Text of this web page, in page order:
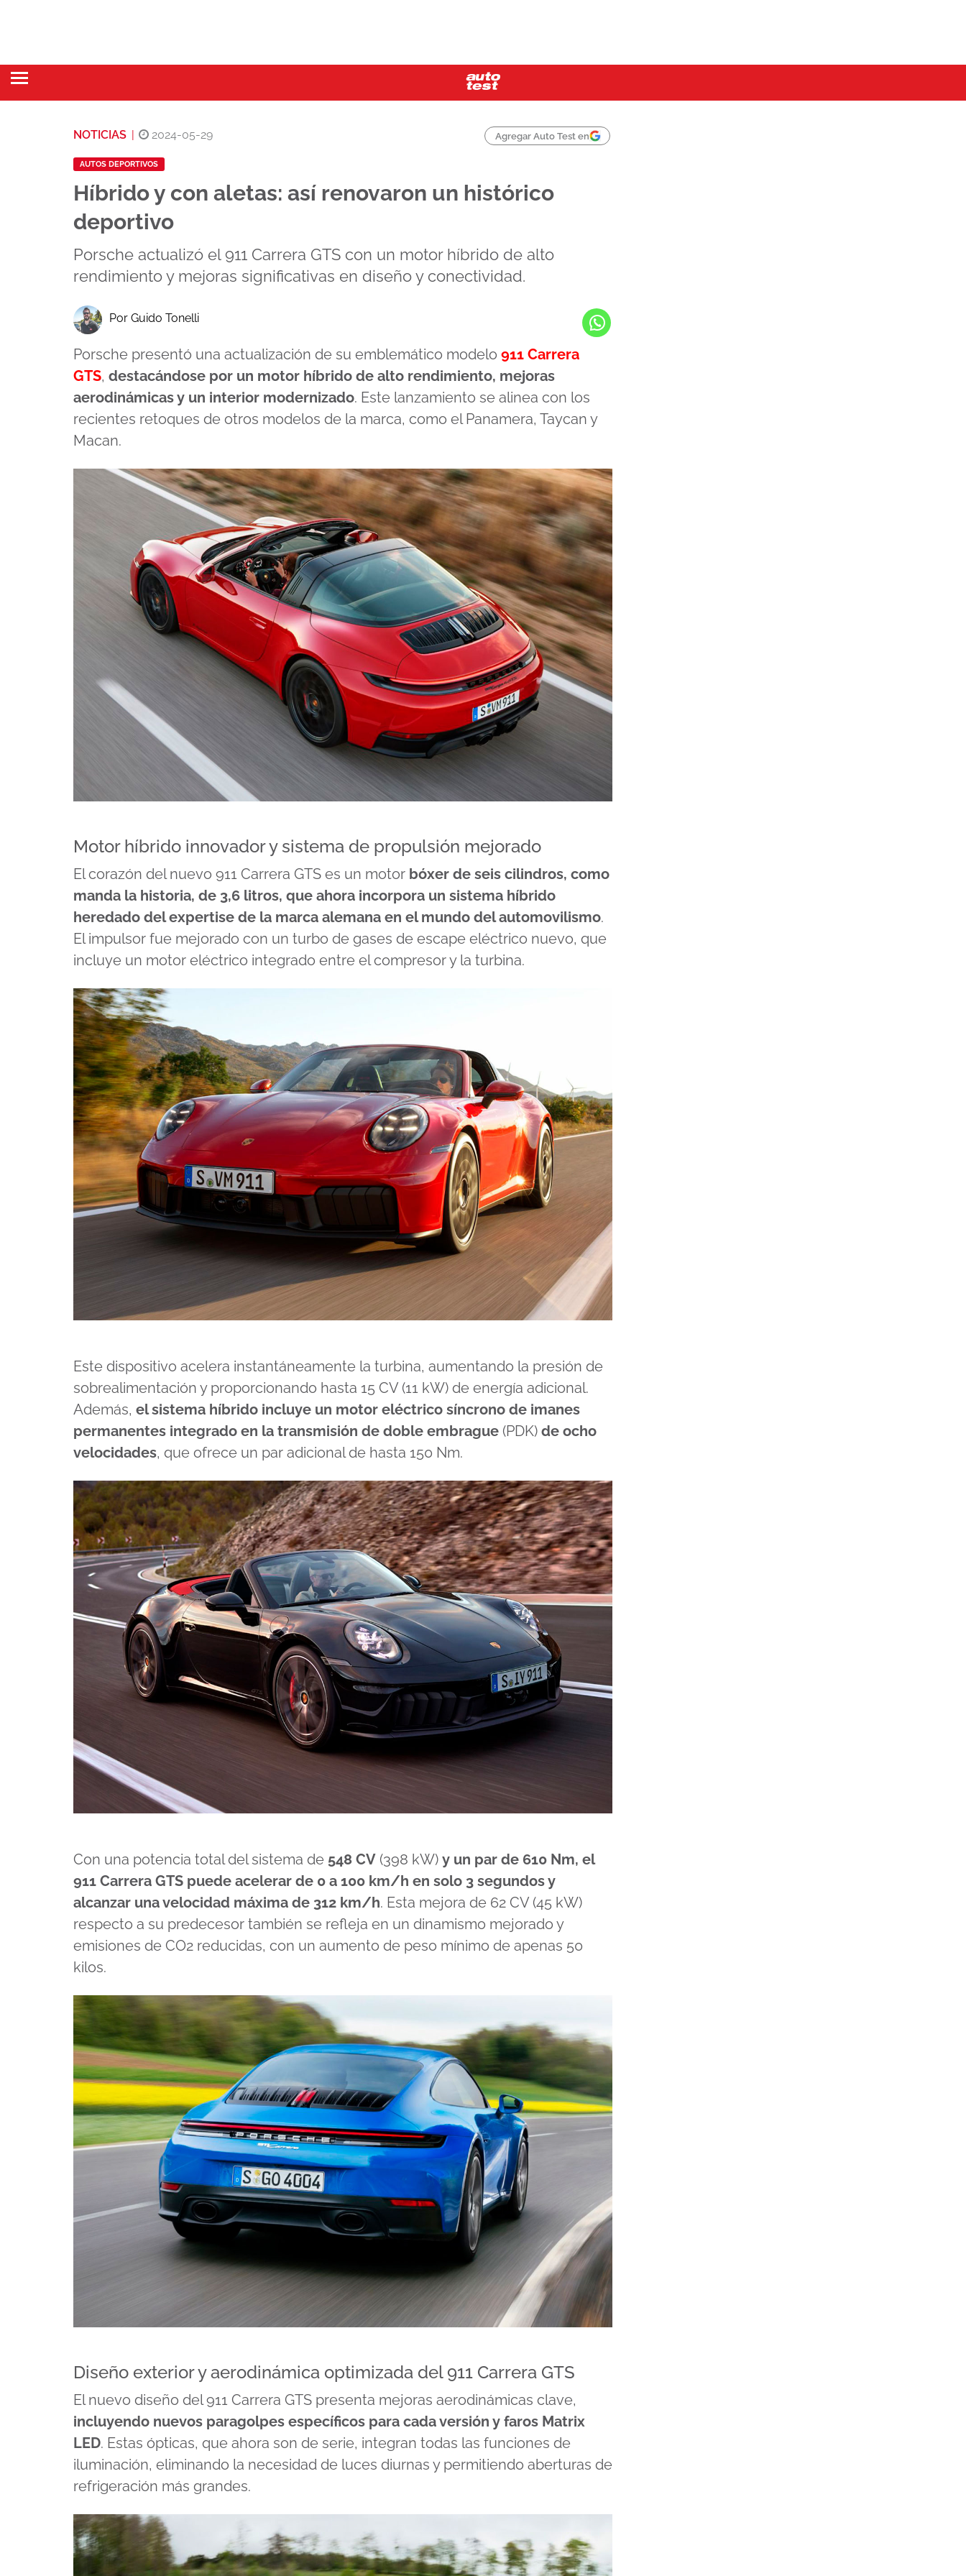
NOTICIAS 2024-05-29 Agregar Auto Test en
AUTOS DEPORTIVOS
Híbrido y con aletas: así renovaron un histórico
deportivo
Porsche actualizó el 911 Carrera GTS con un motor híbrido de alto
rendimiento y mejoras significativas en diseño y conectividad.
Por Guido Tonelli
Porsche presentó una actualización de su emblemático modelo 911 Carrera
GTS, destacándose por un motor híbrido de alto rendimiento, mejoras
aerodinámicas y un interior modernizado. Este lanzamiento se alinea con los
recientes retoques de otros modelos de la marca, como el Panamera, Taycan y
Macan.
Motor híbrido innovador y sistema de propulsión mejorado
El corazón del nuevo 911 Carrera GTS es un motor bóxer de seis cilindros, como
manda la historia, de 3,6 litros, que ahora incorpora un sistema híbrido
heredado del expertise de la marca alemana en el mundo del automovilismo.
El impulsor fue mejorado con un turbo de gases de escape eléctrico nuevo, que
incluye un motor eléctrico integrado entre el compresor y la turbina.
Este dispositivo acelera instantáneamente la turbina, aumentando la presión de
sobrealimentación y proporcionando hasta 15 CV (11 kW) de energía adicional.
Además, el sistema híbrido incluye un motor eléctrico síncrono de imanes
permanentes integrado en la transmisión de doble embrague (PDK) de ocho
velocidades, que ofrece un par adicional de hasta 150 Nm.
Con una potencia total del sistema de 548 CV (398 kW) y un par de 610 Nm, el
911 Carrera GTS puede acelerar de 0 a 100 km/h en solo 3 segundos y
alcanzar una velocidad máxima de 312 km/h. Esta mejora de 62 CV (45 kW)
respecto a su predecesor también se refleja en un dinamismo mejorado y
emisiones de CO2 reducidas, con un aumento de peso mínimo de apenas 50
kilos.
Diseño exterior y aerodinámica optimizada del 911 Carrera GTS
El nuevo diseño del 911 Carrera GTS presenta mejoras aerodinámicas clave,
incluyendo nuevos paragolpes específicos para cada versión y faros Matrix
LED. Estas ópticas, que ahora son de serie, integran todas las funciones de
iluminación, eliminando la necesidad de luces diurnas y permitiendo aberturas de
refrigeración más grandes.